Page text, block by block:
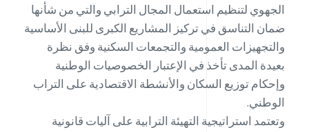
الجهوي لتنظيم استعمال المجال الترابي والتي من شأنها
ضمان التناسق في تركيز المشاريع الكبرى للبنى الأساسية
والتجهيزات العمومية والتجمعات السكنية وفق نظرة
بعيدة المدى تأخذ في الإعتبار الخصوصيات الوطنية
وإحكام توزيع السكان والأنشطة الاقتصادية على التراب
الوطني.
وتعتمد استراتيجية التهيئة الترابية على آليات قانونية